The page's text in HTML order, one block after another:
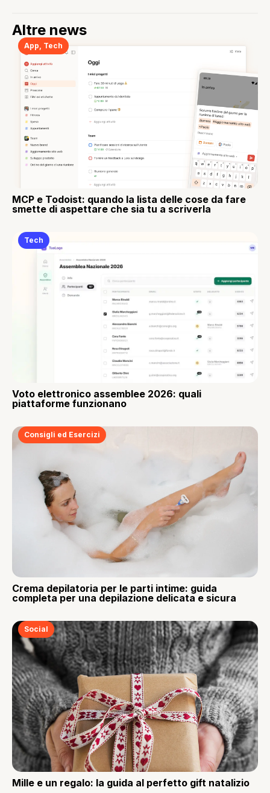
Altre news
App, Tech
MCP e Todoist: quando la lista delle cose da fare
smette di aspettare che sia tu a scriverla
Tech
Voto elettronico assemblee 2026: quali
piattaforme funzionano
Consigli ed Esercizi
Crema depilatoria per le parti intime: guida
completa per una depilazione delicata e sicura
Social
Mille e un regalo: la guida al perfetto gift natalizio